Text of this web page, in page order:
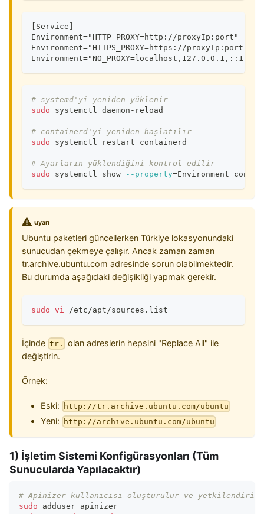
[Service]
Environment="HTTP_PROXY=http://proxyIp:port"
Environment="HTTPS_PROXY=https://proxyIp:port"
# systemd'yi yeniden yüklenir
sudo systemctl daemon-reload
# containerd'yi yeniden başlatılır
sudo systemctl restart containerd
# Ayarların yüklendiğini kontrol edilir
sudo systemctl show --property=Environment
uyarı
Ubuntu paketleri güncellerken Türkiye lokasyonundaki
sunucudan çekmeye çalışır. Ancak zaman zaman
tr.archive.ubuntu.com adresinde sorun olabilmektedir.
Bu durumda aşağıdaki değişikliği yapmak gerekir.
sudo vi /etc/apt/sources.list
İçinde tr.
olan adreslerin hepsini "Replace All" ile
değiştirin.
Örnek:
Eski: http://tr.archive.ubuntu.com/ubuntu
Yeni: http://archive.ubuntu.com/ubuntu
1) İşletim Sistemi Konfigürasyonları (Tüm
Sunucularda Yapılacaktır)
# Apinizer kullanıcısı oluşturulur ve
sudo adduser apinizer